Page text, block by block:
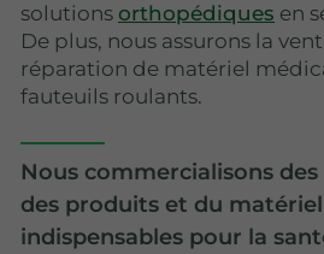
solutions orthopédiques en
De plus, nous assurons la
réparation de matériel
fauteuils roulants.
Nous commercialisons
des produits et du
indispensables pour la